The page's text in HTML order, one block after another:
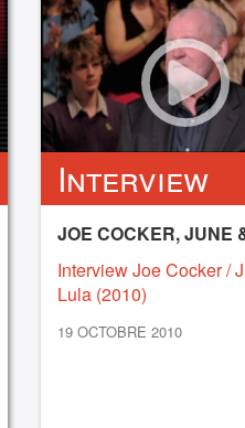
Interview
JOE COCKER, JUNE
Interview Joe Cocker /
Lula (2010)
19 OCTOBRE 2010